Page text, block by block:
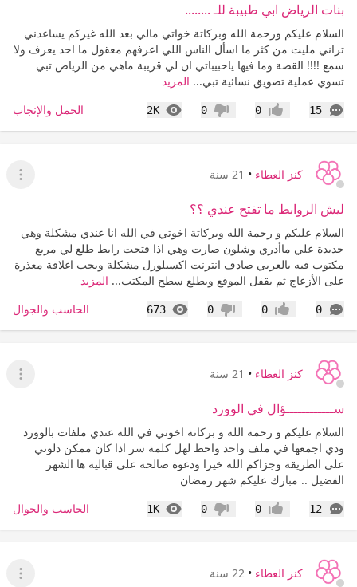
بنات الرياض ابي طبيبة للـ ........
السلام عليكم ورحمة الله وبركاتة خواتي مالي بعد الله غيركم يساعدني
تراني مليت من كثر ما اسأل الناس اللي اعرفهم معقول ما احد يعرف ولا
سمع !!!! القصة وما فيها ياحبيباتي ان لي قريبة ماهي من الرياض تبي
تسوي عملية تضويق نسائية تبي... المزيد
15
التعليقات إعجاب0 عدم إعجاب
0
2K
المشاهدات الحمل والإنجاب
كنز العطاء • 21 سنة
عرض
ليش الروابط ما تفتح عندي ؟؟
السلام عليكم و رحمة الله وبركاتة اخوتي في الله انا عندي مشكلة وهي
جديدة علي ماأدري وشلون صارت وهي اذا فتحت رابط طلع لي مربع
مكتوب فيه بالعربي صادف انترنت اكسبلورل مشكلة ويجب اغلاقة معذرة
على الأزعاج ثم يقفل الموقع ويطلع سطح المكتب... المزيد
0
التعليقات إعجاب0 عدم إعجاب
0
673
المشاهدات الحاسب والجوال
كنز العطاء • 21 سنة
عرض
ســــــــــــؤال في الوورد
السلام عليكم و رحمة الله و بركاتة اخوتي في الله عندي ملفات بالوورد
ودي اجمعها في ملف واحد واحط لهل كلمة سر اذا كان ممكن دلوني
على الطريقة وجزاكم الله خيرا ودعوة صالحة على قبالية ها الشهر
الفضيل .. مبارك عليكم شهر رمضان
12
التعليقات إعجاب0 عدم إعجاب
0
1K
المشاهدات الحاسب والجوال
كنز العطاء • 22 سنة عرض